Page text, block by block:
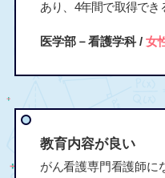
あり、4年間で取得でき
医学部－看護学科 / 女
教育内容が良い
がん看護専門看護師に